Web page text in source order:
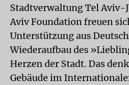
Stadtverwaltung Tel Aviv-
Aviv Foundation freuen
Unterstützung aus
Wiederaufbau des
Herzen der Stadt. Das
Gebäude im